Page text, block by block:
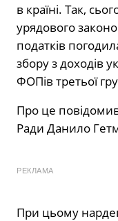
в країні. Так,
урядового
податків
збору з доходів
ФОПів третьої
Про це
Ради Данило
РЕКЛАМА
При цьому